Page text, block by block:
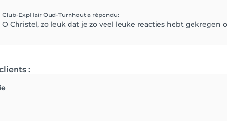
Club-ExpHair Oud-Turnhout a répondu:
O Christel, zo leuk dat je zo veel leuke reacties hebt
: